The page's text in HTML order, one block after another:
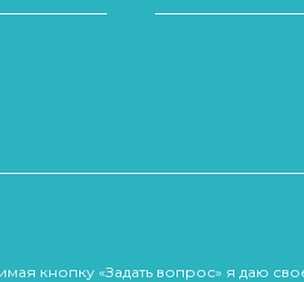
кнопку «Задать вопрос» я даю